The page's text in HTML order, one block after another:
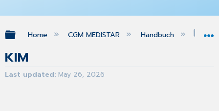
Expand/collapse global hierarchy
Home CGM MEDISTAR Handbuch KIM
KIM
Last updated May 26, 2026